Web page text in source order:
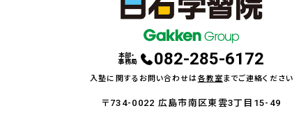
本部・
事務局
082-285-6172
入塾に関するお問い合わせは各教室までご連絡ください
〒734-0022 広島市南区東雲3丁目15-49